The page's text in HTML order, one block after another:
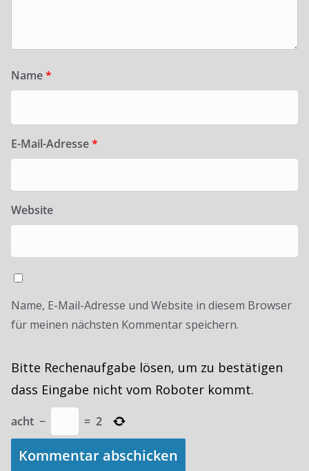
Name*
E-Mail-Adresse*
Website
Name, E-Mail-Adresse und Website in diesem Browser
für meinen nächsten Kommentar speichern.
Bitte Rechenaufgabe lösen, um zu bestätigen
dass Eingabe nicht vom Roboter kommt.
acht − = 2